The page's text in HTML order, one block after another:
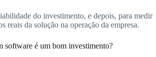
do investimento, e depois, para medir
reais da solução na operação da empresa.
software é um bom investimento?